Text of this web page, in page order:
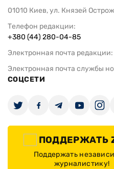
01010 Киев, ул. Князей
Телефон редакции:
+380 (44) 280-04-85
Электронная почта редакции:
Электронная почта службы
СОЦСЕТИ
ПОДДЕРЖАТЬ
Поддержать
журналистику!